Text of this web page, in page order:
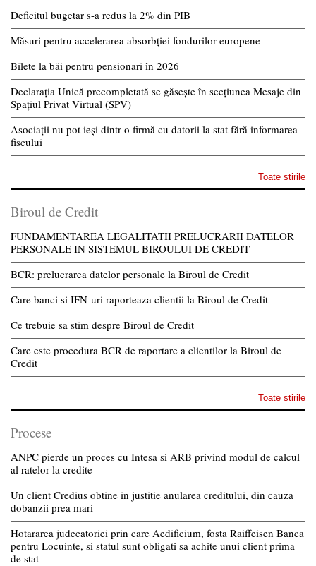
Deficitul bugetar s-a redus la 2% din PIB
Măsuri pentru accelerarea absorbției fondurilor europene
Bilete la băi pentru pensionari în 2026
Declarația Unică precompletată se găsește în secțiunea Mesaje din
Spațiul Privat Virtual (SPV)
Asociații nu pot ieși dintr-o firmă cu datorii la stat fără informarea
fiscului
Toate stirile
Biroul de Credit
FUNDAMENTAREA LEGALITATII PRELUCRARII DATELOR
PERSONALE IN SISTEMUL BIROULUI DE CREDIT
BCR: prelucrarea datelor personale la Biroul de Credit
Care banci si IFN-uri raporteaza clientii la Biroul de Credit
Ce trebuie sa stim despre Biroul de Credit
Care este procedura BCR de raportare a clientilor la Biroul de
Credit
Toate stirile
Procese
ANPC pierde un proces cu Intesa si ARB privind modul de calcul
al ratelor la credite
Un client Credius obtine in justitie anularea creditului, din cauza
dobanzii prea mari
Hotararea judecatoriei prin care Aedificium, fosta Raiffeisen Banca
pentru Locuinte, si statul sunt obligati sa achite unui client prima
de stat